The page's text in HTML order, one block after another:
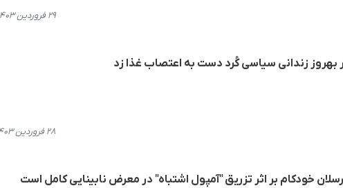
۲۹ فروردین ۱۴۰۳، ۱۶:۵۷
بهروز زندانی سیاسی کُرد دست به اعتصاب غذا زد
۲۸ فروردین ۱۴۰۳، ۱۷:۴۹
خودکام بر اثر تزریق "آمپول اشتباه" در معرض نابینایی کامل است